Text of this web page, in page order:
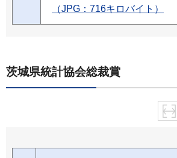
（JPG：716キロバイト）
茨城県統計協会総裁賞